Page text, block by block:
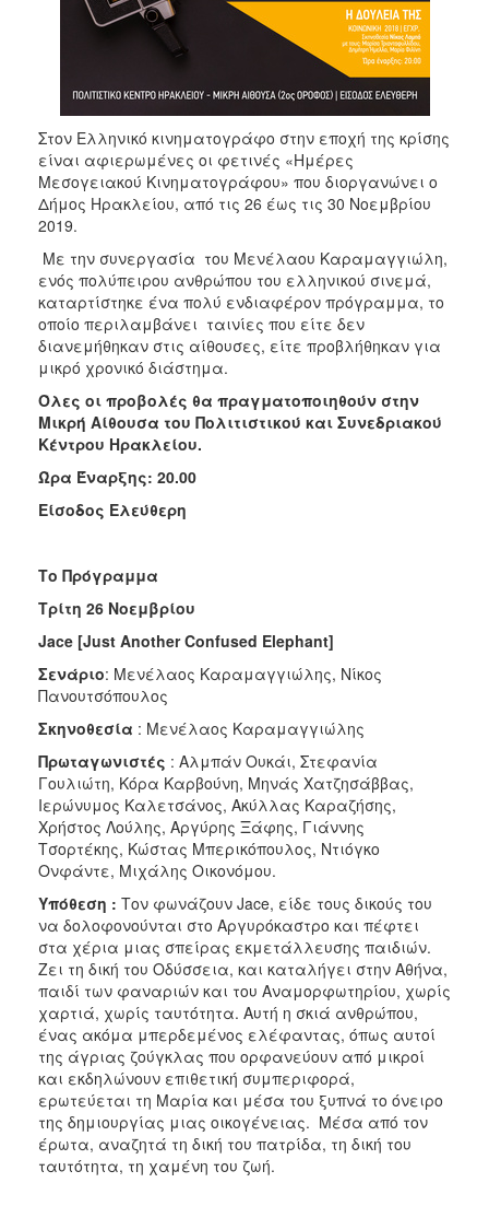
Στον Ελληνικό κινηματογράφο στην εποχή της κρίσης
είναι αφιερωμένες οι φετινές «Ημέρες
Μεσογειακού Κινηματογράφου» που διοργανώνει ο
Δήμος Ηρακλείου, από τις 26 έως τις 30 Νοεμβρίου
2019.
Με την συνεργασία του Μενέλαου Καραμαγγιώλη,
ενός πολύπειρου ανθρώπου του ελληνικού σινεμά,
καταρτίστηκε ένα πολύ ενδιαφέρον πρόγραμμα, το
οποίο περιλαμβάνει ταινίες που είτε δεν
διανεμήθηκαν στις αίθουσες, είτε προβλήθηκαν για
μικρό χρονικό διάστημα.
Όλες οι προβολές θα πραγματοποιηθούν στην
Μικρή Αίθουσα του Πολιτιστικού και Συνεδριακού
Κέντρου Ηρακλείου.
Ώρα Έναρξης: 20.00
Είσοδος Ελεύθερη
Το Πρόγραμμα
Τρίτη 26 Νοεμβρίου
Jace [Just Another Confused Elephant]
Σενάριο: Μενέλαος Καραμαγγιώλης, Νίκος
Πανουτσόπουλος
Σκηνοθεσία : Μενέλαος Καραμαγγιώλης
Πρωταγωνιστές : Αλμπάν Ουκάι, Στεφανία
Γουλιώτη, Κόρα Καρβούνη, Μηνάς Χατζησάββας,
Ιερώνυμος Καλετσάνος, Ακύλλας Καραζήσης,
Χρήστος Λούλης, Αργύρης Ξάφης, Γιάννης
Τσορτέκης, Κώστας Μπερικόπουλος, Ντιόγκο
Ονφάντε, Μιχάλης Οικονόμου.
Υπόθεση : Τον φωνάζουν Jace, είδε τους δικούς του
να δολοφονούνται στο Αργυρόκαστρο και πέφτει
στα χέρια μιας σπείρας εκμετάλλευσης παιδιών.
Ζει τη δική του Οδύσσεια, και καταλήγει στην Αθήνα,
παιδί των φαναριών και του Αναμορφωτηρίου, χωρίς
χαρτιά, χωρίς ταυτότητα. Αυτή η σκιά ανθρώπου,
ένας ακόμα μπερδεμένος ελέφαντας, όπως αυτοί
της άγριας ζούγκλας που ορφανεύουν από μικροί
και εκδηλώνουν επιθετική συμπεριφορά,
ερωτεύεται τη Μαρία και μέσα του ξυπνά το όνειρο
της δημιουργίας μιας οικογένειας. Μέσα από τον
έρωτα, αναζητά τη δική του πατρίδα, τη δική του
ταυτότητα, τη χαμένη του ζωή.